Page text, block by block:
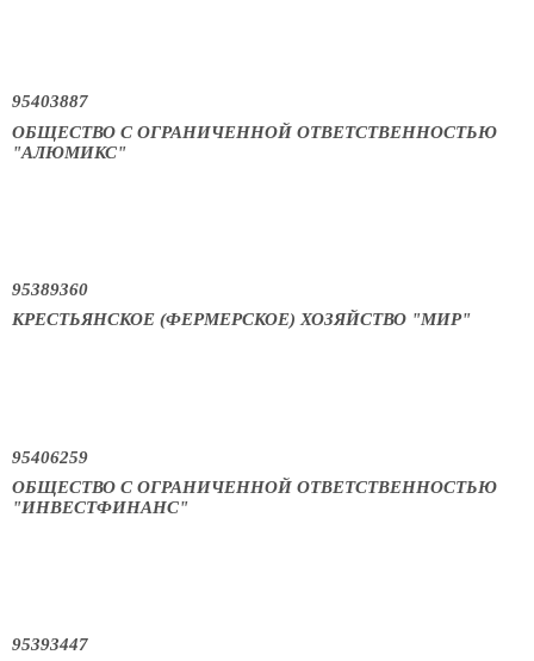
95403887
ОБЩЕСТВО С ОГРАНИЧЕННОЙ ОТВЕТСТВЕННОСТЬЮ
"АЛЮМИКС"
95389360
КРЕСТЬЯНСКОЕ (ФЕРМЕРСКОЕ) ХОЗЯЙСТВО "МИР"
95406259
ОБЩЕСТВО С ОГРАНИЧЕННОЙ ОТВЕТСТВЕННОСТЬЮ
"ИНВЕСТФИНАНС"
95393447